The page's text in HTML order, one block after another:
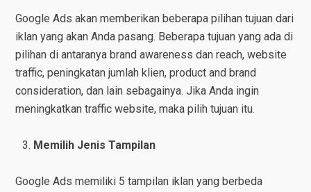
Google Ads akan memberikan beberapa pilihan tujuan dari
iklan yang akan Anda pasang. Beberapa tujuan yang ada di
pilihan di antaranya brand awareness dan reach, website
traffic, peningkatan jumlah klien, product and brand
consideration, dan lain sebagainya. Jika Anda ingin
meningkatkan traffic website, maka pilih tujuan itu.
Memilih Jenis Tampilan
Google Ads memiliki 5 tampilan iklan yang berbeda